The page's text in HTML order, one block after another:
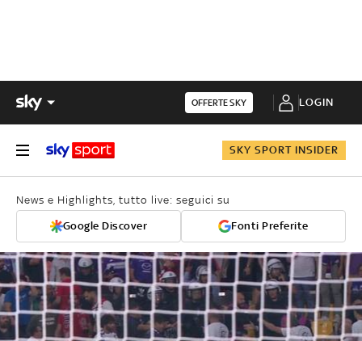
OFFERTE SKY LOGIN
SKY SPORT INSIDER
News e Highlights, tutto live: seguici su
Google Discover Fonti Preferite